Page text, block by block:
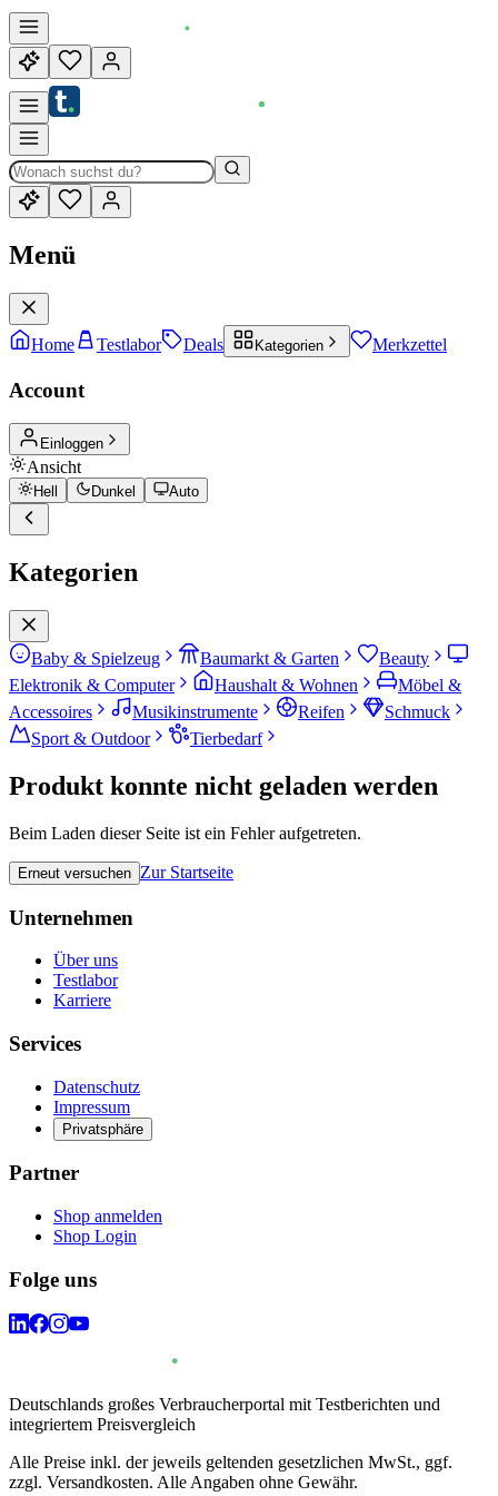
Menü
Home Testlabor Deals Kategorien Merkzettel
Account
Einloggen
Ansicht
Hell Dunkel Auto
Kategorien
Baby & Spielzeug Baumarkt & Garten
Beauty
Elektronik & Computer
Haushalt & Wohnen
Möbel &
Accessoires
Musikinstrumente Reifen
Schmuck
Sport & Outdoor
Tierbedarf
Produkt konnte nicht geladen werden
Beim Laden dieser Seite ist ein Fehler aufgetreten.
Erneut versuchen Zur Startseite
Unternehmen
Über uns
Testlabor
Karriere
Services
Datenschutz
Impressum
Privatsphäre
Partner
Shop anmelden
Shop Login
Folge uns
Deutschlands großes Verbraucherportal mit Testberichten und
integriertem Preisvergleich
Alle Preise inkl. der jeweils geltenden gesetzlichen MwSt., ggf.
zzgl. Versandkosten. Alle Angaben ohne Gewähr.